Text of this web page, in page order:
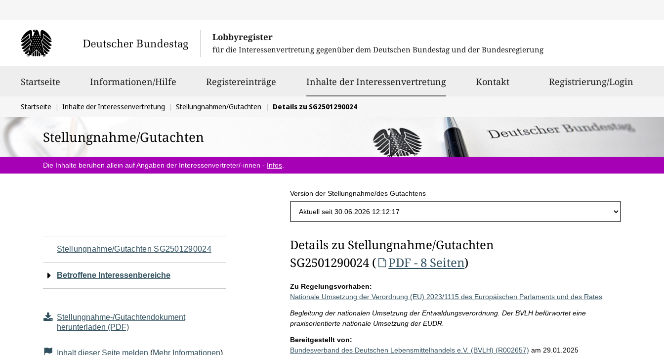
Lobbyregister
für die Interessenvertretung gegenüber dem Deutschen Bundestag und der Bundesregierung
Startseite Informationen/Hilfe Registereinträge Inhalte der Interessenvertretungausgewählt
Kontakt Registrierung/Login
Sie
befinden
sich
hier:
Startseite Inhalte der Interessenvertretung Stellungnahmen/Gutachten Details zu SG2501290024
Stellungnahme/Gutachten
Die Inhalte beruhen allein auf Angaben der Interessenvertreter/-innen - Infos
Version der Stellungnahme/des Gutachtens
Navigation
für
Seiteninhalt
Stellungnahme/Gutachten SG2501290024
Betroffene Interessenbereiche
Stellungnahme-/Gutachtendokument
herunterladen (PDF)
Inhalt dieser Seite melden (Mehr Informationen)
Details zu Stellungnahme/Gutachten
SG2501290024 (
PDF - 8 Seiten)
Zu Regelungsvorhaben:
Nationale Umsetzung der Verordnung (EU) 2023/1115 des Europäischen Parlaments und des Rates
Begleitung der nationalen Umsetzung der Entwaldungsverordnung. Der BVLH befürwortet eine
praxisorientierte nationale Umsetzung der EUDR.
Bereitgestellt von:
Bundesverband des Deutschen Lebensmittelhandels e.V. (BVLH) (R002657) am 29.01.2025